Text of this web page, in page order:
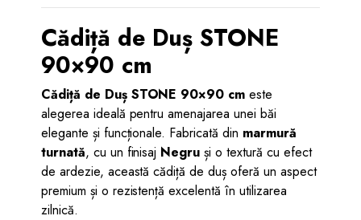
Cădiță de Duș STONE
90×90 cm
Cădiță de Duș STONE 90×90 cm este
alegerea ideală pentru amenajarea unei băi
elegante și funcționale. Fabricată din marmură
turnată, cu un finisaj Negru și o textură cu efect
de ardezie, această cădiță de duș oferă un aspect
premium și o rezistență excelentă în utilizarea
zilnică.